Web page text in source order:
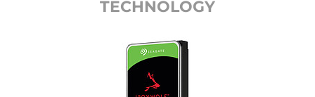
TECHNOLOGY